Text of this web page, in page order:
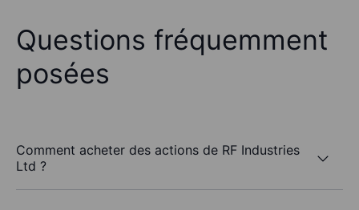
Questions fréquemment
posées
Comment acheter des actions de RF Industries
Ltd ?